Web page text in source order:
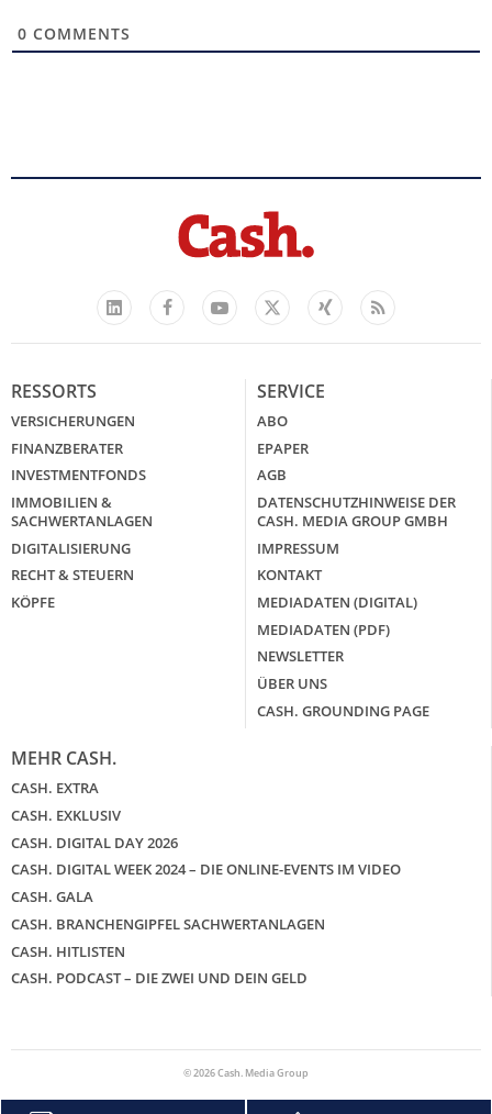
0 COMMENTS
LinkedIn
FacebookYouTube
X
Xing Feed
RESSORTS
VERSICHERUNGEN
FINANZBERATER
INVESTMENTFONDS
IMMOBILIEN &
SACHWERTANLAGEN
DIGITALISIERUNG
RECHT & STEUERN
KÖPFE
SERVICE
ABO
EPAPER
AGB
DATENSCHUTZHINWEISE DER
CASH. MEDIA GROUP GMBH
IMPRESSUM
KONTAKT
MEDIADATEN (DIGITAL)
MEDIADATEN (PDF)
NEWSLETTER
ÜBER UNS
CASH. GROUNDING PAGE
MEHR CASH.
CASH. EXTRA
CASH. EXKLUSIV
CASH. DIGITAL DAY 2026
CASH. DIGITAL WEEK 2024 – DIE ONLINE-EVENTS IM VIDEO
CASH. GALA
CASH. BRANCHENGIPFEL SACHWERTANLAGEN
CASH. HITLISTEN
CASH. PODCAST – DIE ZWEI UND DEIN GELD
© 2026 Cash. Media Group